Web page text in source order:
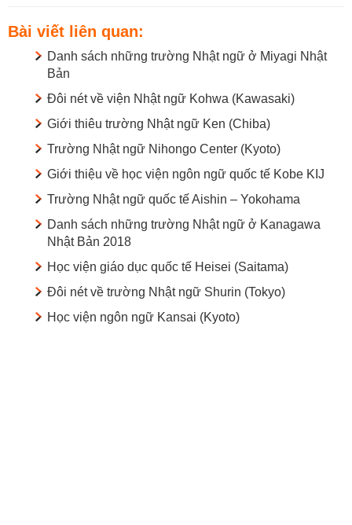
Bài viết liên quan:
Danh sách những trường Nhật ngữ ở Miyagi Nhật
Bản
Đôi nét về viện Nhật ngữ Kohwa (Kawasaki)
Giới thiêu trường Nhật ngữ Ken (Chiba)
Trường Nhật ngữ Nihongo Center (Kyoto)
Giới thiệu về học viện ngôn ngữ quốc tế Kobe KIJ
Trường Nhật ngữ quốc tế Aishin – Yokohama
Danh sách những trường Nhật ngữ ở Kanagawa
Nhật Bản 2018
Học viện giáo dục quốc tế Heisei (Saitama)
Đôi nét về trường Nhật ngữ Shurin (Tokyo)
Học viện ngôn ngữ Kansai (Kyoto)